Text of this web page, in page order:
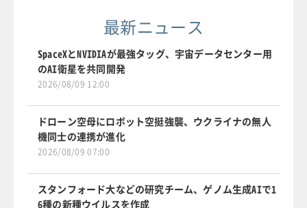
最新ニュース
SpaceXとNVIDIAが最強タッグ、宇宙データセンター用
のAI衛星を共同開発
2026/08/09 12:00
ドローン空母にロボット空挺強襲、ウクライナの無人
機同士の連携が進化
2026/08/09 07:00
スタンフォード大などの研究チーム、ゲノム生成AIで1
6種の新種ウイルスを作成